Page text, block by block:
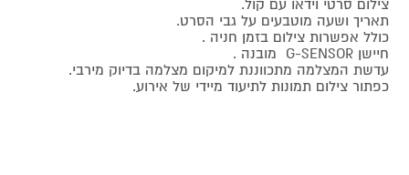
צילום סרטי וידאו עם קול.
תאריך ושעה מוטבעים על גבי הסרט.
כולל אפשרות צילום בזמן חניה .
חיישן G-SENSOR מובנה .
עדשת המצלמה מתכווננת למיקום מצלמה בדיוק מירבי.
כפתור צילום תמונות לתיעוד מיידי של אירוע.